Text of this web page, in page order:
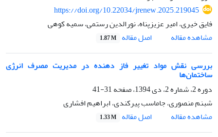
https://doi.org/10.22034/jrenew.2025.219045
فایق خیری، امیر عزیزپناه، نورالدین رستمی، سمیه کوهی
مشاهده مقاله
اصل مقاله 1.87 M
بررسی نقش مواد تغییر فاز دهنده در مدیریت مصرف انرژی
ساختمان‌ها‌
دوره 2، شماره 2، دی 1394، صفحه
31-41
شبنم منصوری، جاماسب پیرکندی، ابراهیم افشاری
مشاهده مقاله
اصل مقاله 1.33 M